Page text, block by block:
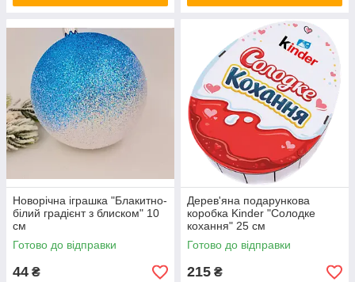
Новорічна іграшка "Блакитно-
білий градієнт з блиском" 10
см
Готово до відправки
44 ₴
Дерев'яна подарункова
коробка Kinder "Солодке
кохання" 25 см
Готово до відправки
215 ₴